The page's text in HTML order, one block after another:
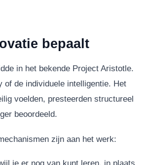
bepaalt
in het bekende Project Aristotle.
de individuele intelligentie. Het
voelden, presteerden structureel
beoordeeld.
zijn aan het werk: